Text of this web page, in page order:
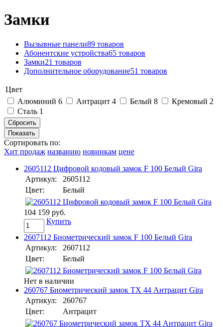
Замки
Вызывные панели89 товаров
Абонентские устройства65 товаров
Замки21 товаров
Дополнительное оборудование51 товаров
Цвет
Алюминий 6 Антрацит 4 Белый 8 Кремовый 2
Сталь 1
Сортировать по:
Хит продаж названию новинкам цене
2605112 Цифровой кодовый замок F 100 Белый Gira
Артикул:
2605112
Цвет:
Белый
104 159 руб.
Купить
2607112 Биометрический замок F 100 Белый Gira
Артикул:
2607112
Цвет:
Белый
Нет в наличии
260767 Биометрический замок TX 44 Антрацит Gira
Артикул:
260767
Цвет:
Антрацит